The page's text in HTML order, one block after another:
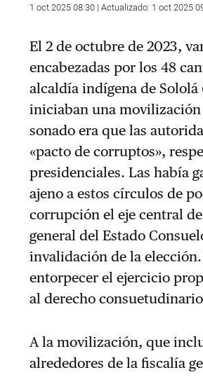
1 oct 2025 08:30 | Actualizado: 1 oct 2025
El 2 de octubre de 2023,
encabezadas por los 48
alcaldía indígena de
iniciaban una
sonado era que las
«pacto de corruptos»,
presidenciales. Las había
ajeno a estos círculos de
corrupción el eje central
general del Estado
invalidación de la
entorpecer el ejercicio
al derecho
A la movilización, que
alrededores de la fiscalía